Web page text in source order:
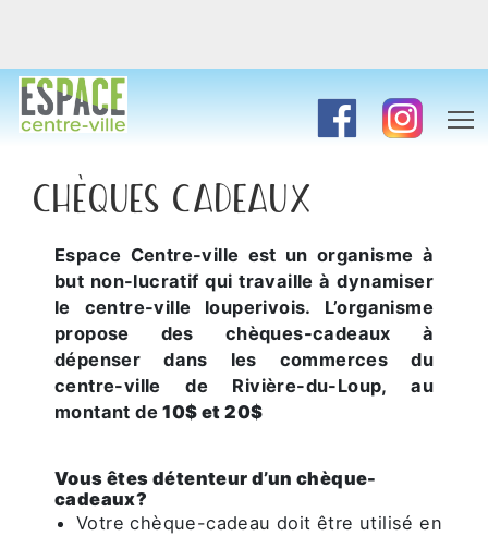
CHÈQUES CADEAUX
Espace Centre-ville est un organisme à
but non-lucratif qui travaille à dynamiser
le centre-ville louperivois. L’organisme
propose des chèques-cadeaux à
dépenser dans les commerces du
centre-ville de Rivière-du-Loup, au
montant de10$ et 20$
Vous êtes détenteur d’un chèque-
cadeaux?
Votre chèque-cadeau doit être utilisé en